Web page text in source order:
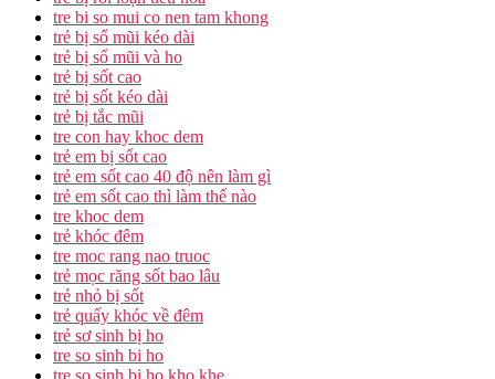
tre bi so mui co nen tam khong
trẻ bị sổ mũi kéo dài
trẻ bị sổ mũi và ho
trẻ bị sốt cao
trẻ bị sốt kéo dài
trẻ bị tắc mũi
tre con hay khoc dem
trẻ em bị sốt cao
trẻ em sốt cao 40 độ nên làm gì
trẻ em sốt cao thì làm thế nào
tre khoc dem
trẻ khóc đêm
tre moc rang nao truoc
trẻ mọc răng sốt bao lâu
trẻ nhỏ bị sốt
trẻ quấy khóc về đêm
trẻ sơ sinh bị ho
tre so sinh bi ho
tre so sinh bi ho kho khe